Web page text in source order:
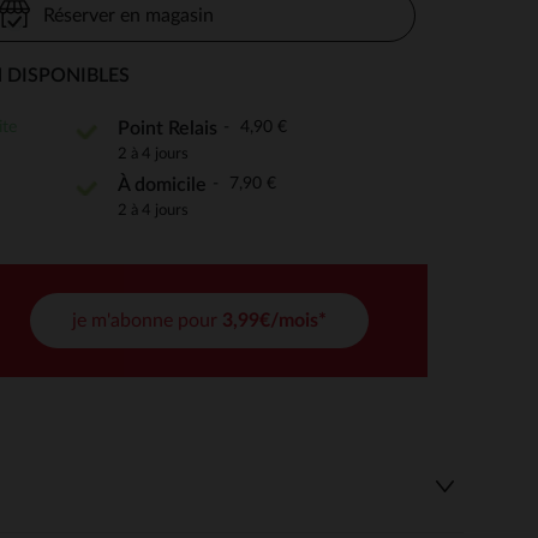
de confidentialité, en garantissant la conformité avec
Réserver en magasin
Point Relais 4,90 €
2 à 4 jours
À domicile 7,90 €
2 à 4 jours
je m'abonne pour 3,99€/mois*